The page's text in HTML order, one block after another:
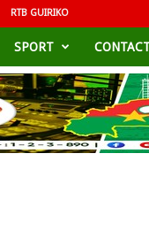
RTB GUIRIKO
SPORT